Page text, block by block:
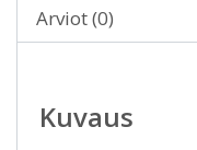
Arviot (0)
Kuvaus